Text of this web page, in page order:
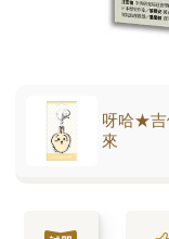
呀哈★吉
來